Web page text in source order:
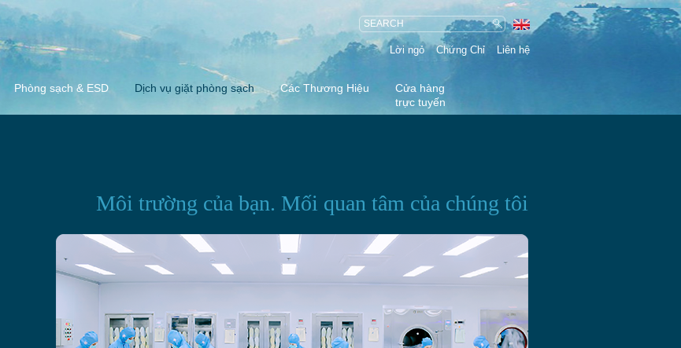
Lời ngỏ Chứng Chỉ Liên hệ
Phòng sạch & ESD Dịch vụ giặt phòng sạch Các Thương Hiệu
Cửa hàng
trực tuyến
Môi trường của bạn. Mối quan tâm của chúng tôi